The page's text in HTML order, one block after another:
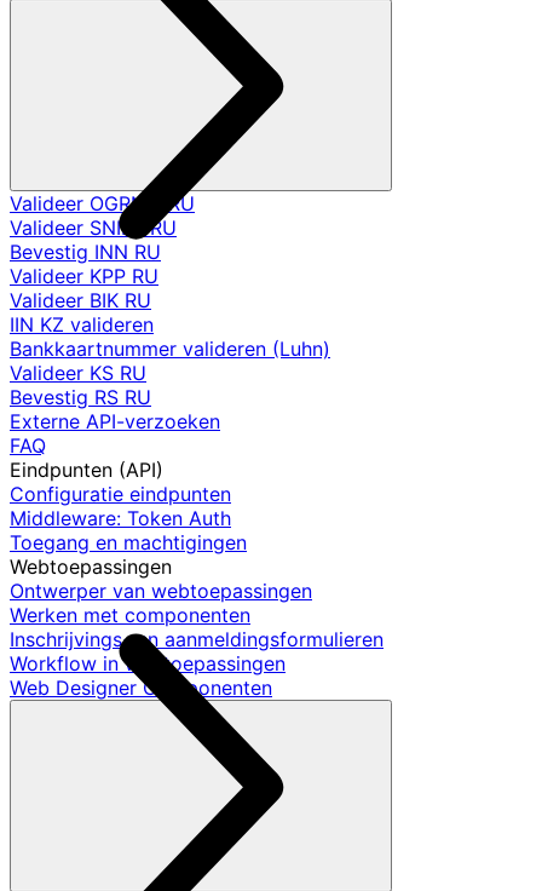
Valideer OGRNIP RU
Valideer SNILS RU
Bevestig INN RU
Valideer KPP RU
Valideer BIK RU
IIN KZ valideren
Bankkaartnummer valideren (Luhn)
Valideer KS RU
Bevestig RS RU
Externe API-verzoeken
FAQ
Eindpunten (API)
Configuratie eindpunten
Middleware: Token Auth
Toegang en machtigingen
Webtoepassingen
Ontwerper van webtoepassingen
Werken met componenten
Inschrijvings- en aanmeldingsformulieren
Workflow in webtoepassingen
Web Designer Componenten